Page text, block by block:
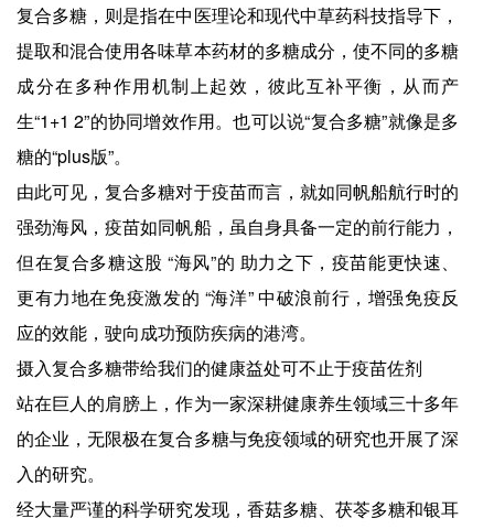
复合多糖，则是指在中医理论和现代中草药科技指导下，
提取和混合使用各味草本药材的多糖成分，使不同的多糖
成分在多种作用机制上起效，彼此互补平衡，从而产
生“1+1 2”的协同增效作用。也可以说“复合多糖”就像是多
糖的“plus版”。
由此可见，复合多糖对于疫苗而言，就如同帆船航行时的
强劲海风，疫苗如同帆船，虽自身具备一定的前行能力，
但在复合多糖这股 “海风”的 助力之下，疫苗能更快速、
更有力地在免疫激发的 “海洋” 中破浪前行，增强免疫反
应的效能，驶向成功预防疾病的港湾。
摄入复合多糖带给我们的健康益处可不止于疫苗佐剂
站在巨人的肩膀上，作为一家深耕健康养生领域三十多年
的企业，无限极在复合多糖与免疫领域的研究也开展了深
入的研究。
经大量严谨的科学研究发现，香菇多糖、茯苓多糖和银耳